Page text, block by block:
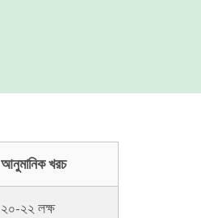
আনুমানিক খরচ
২০-২২ লক্ষ